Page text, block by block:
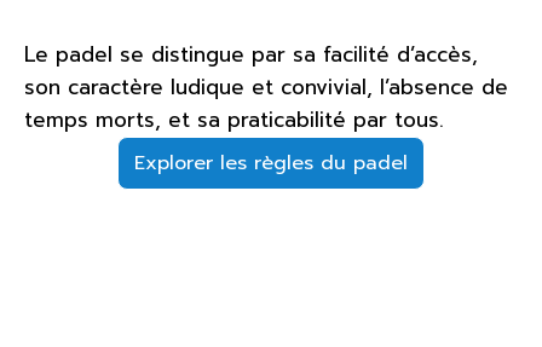
Le padel se distingue par sa facilité d’accès,
son caractère ludique et convivial, l’absence de
temps morts, et sa praticabilité par tous.
Explorer les règles du padel